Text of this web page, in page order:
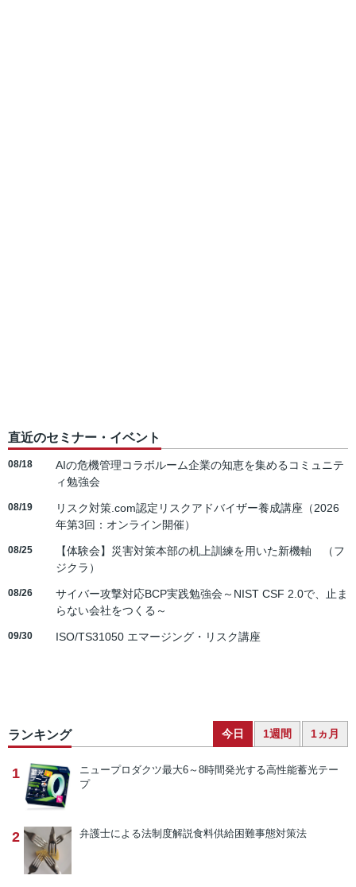
直近のセミナー・イベント
08/18
AIの危機管理コラボルーム企業の知恵を集めるコミュニテ
ィ勉強会
08/19
リスク対策.com認定リスクアドバイザー養成講座（2026
年第3回：オンライン開催）
08/25
【体験会】災害対策本部の机上訓練を用いた新機軸 （フ
ジクラ）
08/26
サイバー攻撃対応BCP実践勉強会～NIST CSF 2.0で、止ま
らない会社をつくる～
09/30 ISO/TS31050 エマージング・リスク講座
ランキング 今日 1週間 1ヵ月
1 ニュープロダクツ最大6～8時間発光する高性能蓄光テー
プ
2 弁護士による法制度解説食料供給困難事態対策法